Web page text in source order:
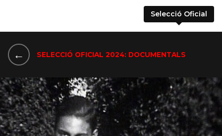
Selecció Oficial
← SELECCIÓ OFICIAL 2024: DOCUMENTALS